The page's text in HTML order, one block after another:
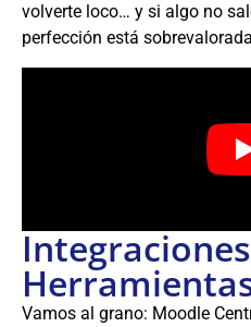
volverte loco… y si algo no
perfección está
Vamos al grano: Moodle